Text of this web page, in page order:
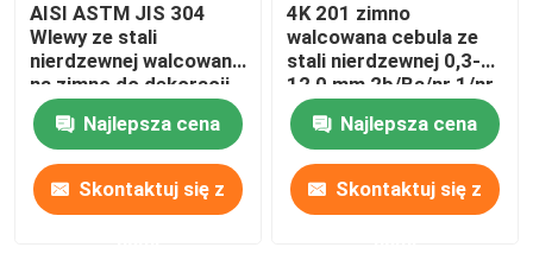
AISI ASTM JIS 304
Wlewy ze stali
nierdzewnej walcowane
na zimno do dekoracji
Najlepsza cena
Skontaktuj się z
4K 201 zimno
walcowana cebula ze
stali nierdzewnej 0,3-
12,0 mm 2b/Ba/nr 1/nr
4
Najlepsza cena
Skontaktuj się z